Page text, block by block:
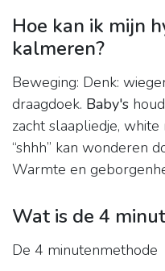
Hoe kan ik mijn
kalmeren?
Beweging: Denk:
draagdoek. Baby's
zacht slaapliedje,
“shhh” kan wonderen
Warmte en
Wat is de 4
De 4 minutenmethode